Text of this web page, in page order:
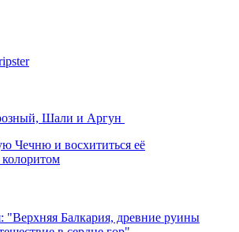
Шали и Аргун
Чечню и восхититься её